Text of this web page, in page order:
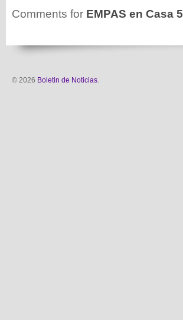
Comments for EMPAS en Casa 5
© 2026 Boletin de Noticias.